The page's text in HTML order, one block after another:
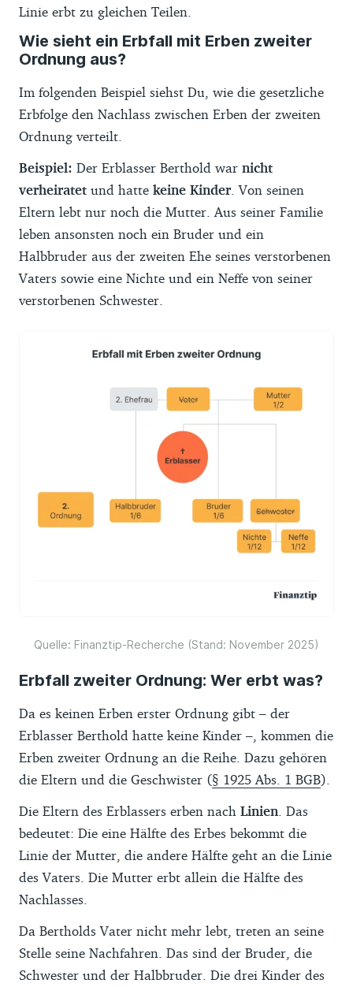
Linie erbt zu gleichen Teilen.
Wie sieht ein Erbfall mit Erben zweiter
Ordnung aus?
Im folgenden Beispiel siehst Du, wie die gesetzliche
Erbfolge den Nachlass zwischen Erben der zweiten
Ordnung verteilt.
Beispiel: Der Erblasser Berthold war nicht
verheiratet und hatte keine Kinder . Von seinen
Eltern lebt nur noch die Mutter. Aus seiner Familie
leben ansonsten noch ein Bruder und ein
Halbbruder aus der zweiten Ehe seines verstorbenen
Vaters sowie eine Nichte und ein Neffe von seiner
verstorbenen Schwester.
Quelle: Finanztip-Recherche (Stand: November 2025)
Erbfall zweiter Ordnung: Wer erbt was?
Da es keinen Erben erster Ordnung gibt – der
Erblasser Berthold hatte keine Kinder –, kommen die
Erben zweiter Ordnung an die Reihe. Dazu gehören
die Eltern und die Geschwister (§ 1925 Abs. 1 BGB).
Die Eltern des Erblassers erben nach Linien . Das
bedeutet: Die eine Hälfte des Erbes bekommt die
Linie der Mutter, die andere Hälfte geht an die Linie
des Vaters. Die Mutter erbt allein die Hälfte des
Nachlasses.
Da Bertholds Vater nicht mehr lebt, treten an seine
Stelle seine Nachfahren. Das sind der Bruder, die
Schwester und der Halbbruder. Die drei Kinder des